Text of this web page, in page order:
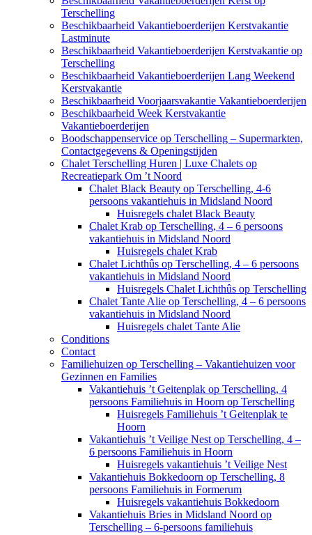
Terschelling
Beschikbaarheid Vakantieboerderijen Kerstvakantie
Lastminute
Beschikbaarheid Vakantieboerderijen Kerstvakantie op
Terschelling
Beschikbaarheid Vakantieboerderijen Lang Weekend
Kerstvakantie
Beschikbaarheid Voorjaarsvakantie Vakantieboerderijen
Beschikbaarheid Week Kerstvakantie
Vakantieboerderijen
Boodschappenservice op Terschelling – Supermarkten,
Contactgegevens & Openingstijden
Chalet Terschelling Huren | Luxe Chalets op
Recreatiepark Om ’t Noord
Chalet Black Beauty op Terschelling, 4-6
persoons vakantiehuis in Midsland Noord
Huisregels chalet Black Beauty
Chalet Krab op Terschelling, 4 – 6 persoons
vakantiehuis in Midsland Noord
Huisregels chalet Krab
Chalet Lichthûs op Terschelling, 4 – 6 persoons
vakantiehuis in Midsland Noord
Huisregels Chalet Lichthûs op Terschelling
Chalet Tante Alie op Terschelling, 4 – 6 persoons
vakantiehuis in Midsland Noord
Huisregels chalet Tante Alie
Conditions
Contact
Familiehuizen op Terschelling – Vakantiehuizen voor
Gezinnen en Families
Vakantiehuis ’t Geitenplak op Terschelling, 4
persoons Familiehuis in Hoorn op Terschelling
Huisregels Familiehuis ’t Geitenplak te
Hoorn
Vakantiehuis ’t Veilige Nest op Terschelling, 4 –
6 persoons Familiehuis in Hoorn
Huisregels vakantiehuis ’t Veilige Nest
Vakantiehuis Bokkedoorn op Terschelling, 8
persoons Familiehuis in Formerum
Huisregels vakantiehuis Bokkedoorn
Vakantiehuis Bries in Midsland Noord op
Terschelling – 6-persoons familiehuis